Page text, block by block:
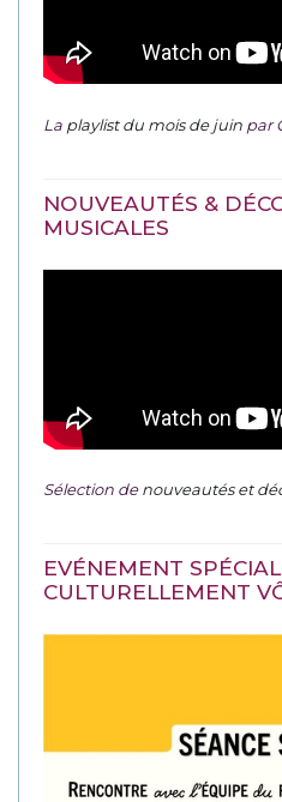
La playlist du mois de juin par
NOUVEAUTÉS &
MUSICALES
Sélection denouveautés et
EVÉNEMENT
CULTURELLEMENT